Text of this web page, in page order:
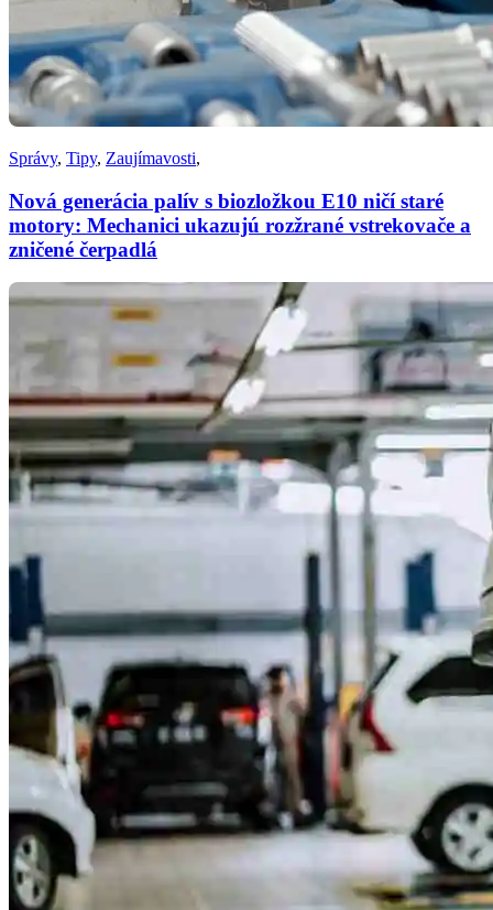
Správy, Tipy, Zaujímavosti,
Nová generácia palív s biozložkou E10 ničí staré
motory: Mechanici ukazujú rozžrané vstrekovače a
zničené čerpadlá